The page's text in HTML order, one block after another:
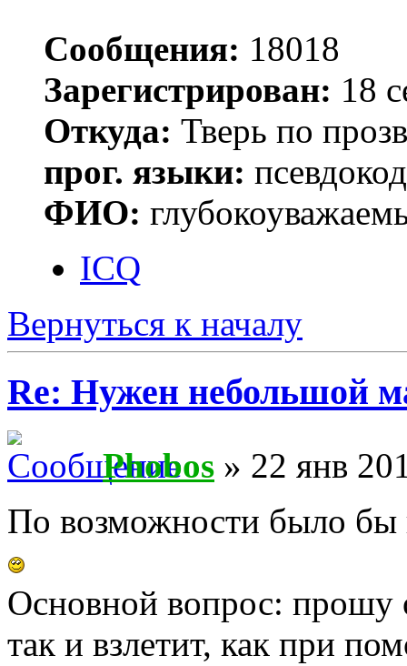
Сообщения: 18018
Зарегистрирован: 18
Откуда: Тверь по
прог. языки:
ФИО:
ICQ
Вернуться к началу
Re: Нужен небольшой
Phobos » 22 янв
По возможности было бы
Основной вопрос: прошу
так и взлетит, как при